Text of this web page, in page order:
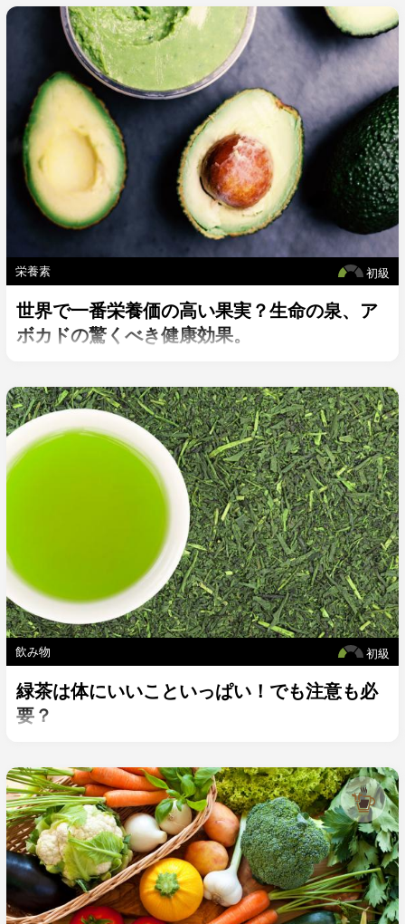
初級
栄養素
世界で一番栄養価の高い果実？生命の泉、ア
ボカドの驚くべき健康効果。
初級
飲み物
緑茶は体にいいこといっぱい！でも注意も必
要？